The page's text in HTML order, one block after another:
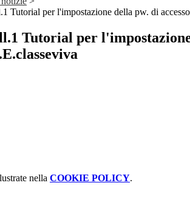
Tutorial per l'impostazione della pw. di
Tutorial per
nella COOKIE POLICY.